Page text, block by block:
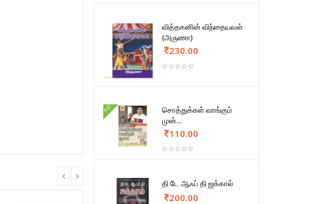
வித்தகனின் விந்தையவள்
(அருணா)
230.00
FD
சொத்துக்கள் வாங்கும்
முன்...
110.00
தி டே ஆஃப் தி ஜக்கால்
200.00